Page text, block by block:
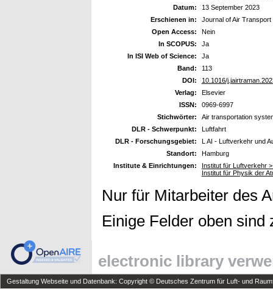
Datum:
13 September 2023
Erschienen in:
Journal of Air Transport
Open Access:
Nein
In SCOPUS:
Ja
In ISI Web of Science:
Ja
Band:
113
DOI:
10.1016/
Verlag:
Elsevier
ISSN:
0969-6997
Stichwörter:
Air transportation
DLR - Schwerpunkt:
Luftfahrt
DLR - Forschungsgebiet:
L AI - Luftverkehr und
Standort:
Hamburg
Institute & Einrichtungen:
Institut für Luftverkehr
Institut für Physik der
Nur für Mitarbeiter des
Einige Felder oben
electronic library
Gestaltung Webseite und Datenbank: Copyright © Deutsches Zentrum für Luft- und